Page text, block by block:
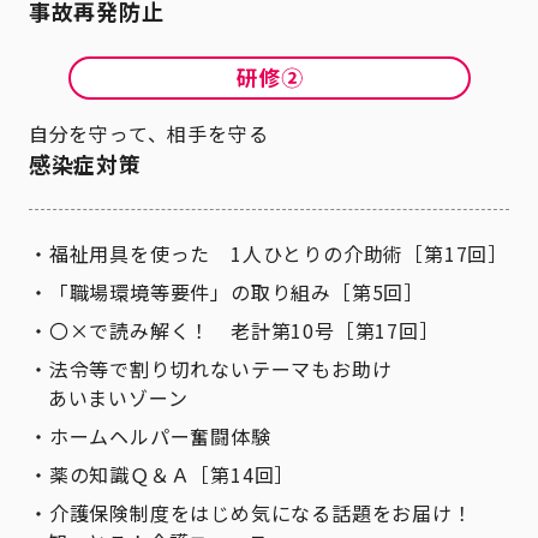
事故再発防止
自分を守って、相手を守る
感染症対策
福祉用具を使った 1人ひとりの介助術［第17回］
「職場環境等要件」の取り組み［第5回］
〇×で読み解く！ 老計第10号［第17回］
法令等で割り切れないテーマもお助け
あいまいゾーン
ホームヘルパー奮闘体験
薬の知識Ｑ＆Ａ［第14回］
介護保険制度をはじめ気になる話題をお届け！